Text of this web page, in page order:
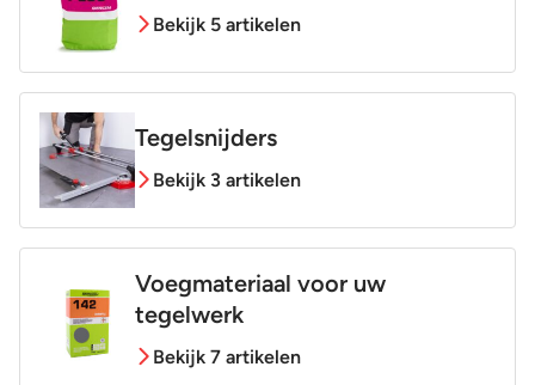
Bekijk 5 artikelen
Tegelsnijders
Bekijk 3 artikelen
Voegmateriaal voor uw
tegelwerk
Bekijk 7 artikelen